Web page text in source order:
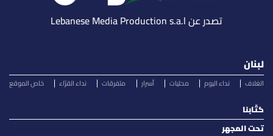
تصدر عن Lebanese Media Production s.a.l
لبنان
الغلاف نداء اليوم محليات أسرار متفرقات نداء القرّاء خاص الموقع
كتّابنا
تحت المجهر